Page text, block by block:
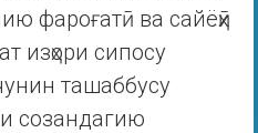
фароғатӣ ва сайёҳӣ
изҳори сипосу
ташаббусу
созандагию